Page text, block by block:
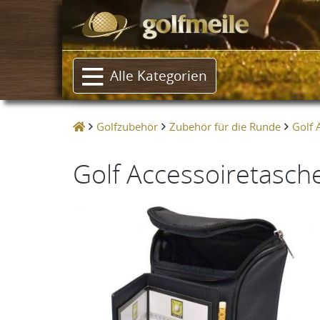
Alle Kategorien
Golfzubehör Zubehör für die Runde Golf
Golf